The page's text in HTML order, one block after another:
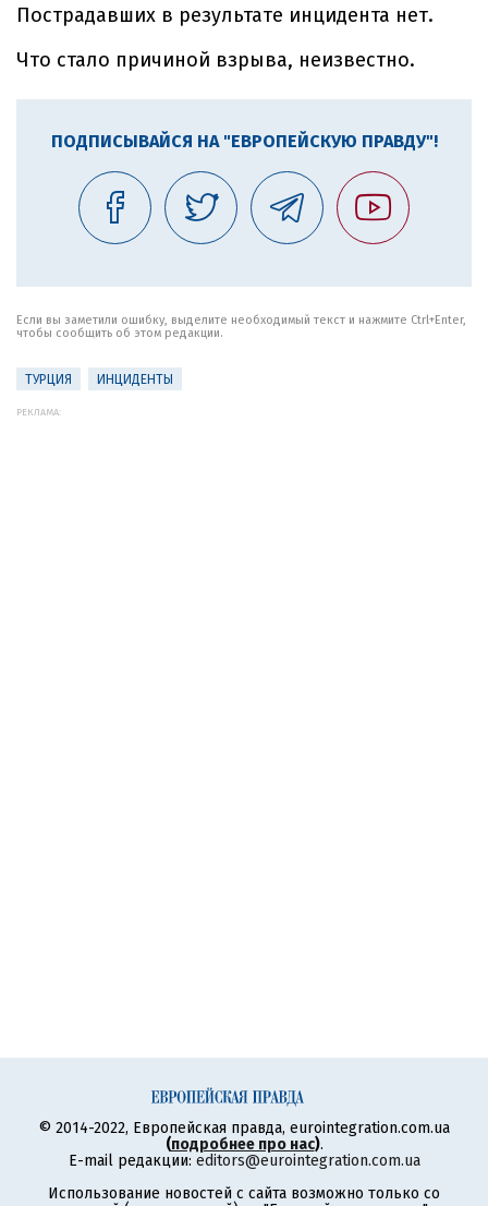
Пострадавших в результате инцидента нет.
Что стало причиной взрыва, неизвестно.
ПОДПИСЫВАЙСЯ НА "ЕВРОПЕЙСКУЮ ПРАВДУ"!
Если вы заметили ошибку, выделите необходимый текст и нажмите Ctrl+Enter,
чтобы сообщить об этом редакции.
ТУРЦИЯ ИНЦИДЕНТЫ
РЕКЛАМА:
© 2014-2022, Европейская правда, eurointegration.com.ua
(подробнее про нас).
E-mail редакции: editors@eurointegration.com.ua
Использование новостей с сайта возможно только со